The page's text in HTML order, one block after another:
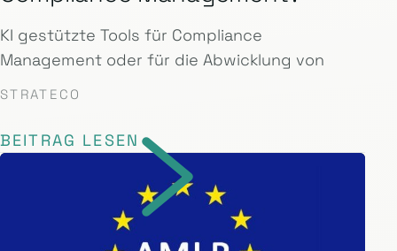
KI gestützte Tools für Compliance
Management oder für die Abwicklung von
STRATECO
BEITRAG LESEN